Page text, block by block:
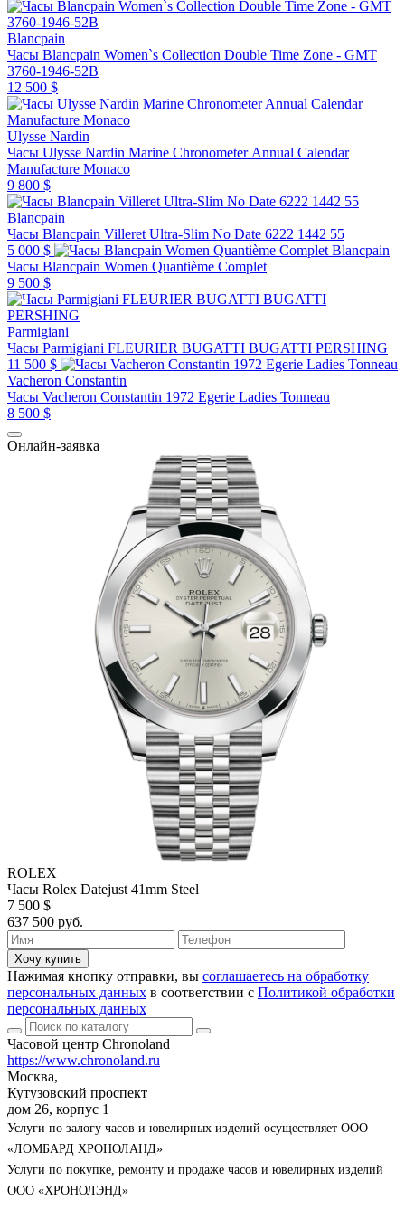
Blancpain
Часы Blancpain Women`s Collection Double Time Zone - GMT
3760-1946-52B
12 500 $
Ulysse Nardin
Часы Ulysse Nardin Marine Chronometer Annual Calendar
Manufacture Monaco
9 800 $
Blancpain
Часы Blancpain Villeret Ultra-Slim No Date 6222 1442 55
5 000 $
Blancpain
Часы Blancpain Women Quantième Complet
9 500 $
Parmigiani
Часы Parmigiani FLEURIER BUGATTI BUGATTI PERSHING
11 500 $
Vacheron Constantin
Часы Vacheron Constantin 1972 Egerie Ladies Tonneau
8 500 $
Онлайн-заявка
ROLEX
Часы Rolex Datejust 41mm Steel
7 500 $
637 500 руб.
Хочу купить
Нажимая кнопку отправки, вы соглашаетесь на обработку
персональных данных в соответствии с Политикой обработки
персональных данных
Часовой центр Chronoland
https://www.chronoland.ru
Москва,
Кутузовский проспект
дом 26, корпус 1
Услуги по залогу часов и ювелирных изделий осуществляет ООО
«ЛОМБАРД ХРОНОЛАНД»
Услуги по покупке, ремонту и продаже часов и ювелирных изделий
ООО «ХРОНОЛЭНД»